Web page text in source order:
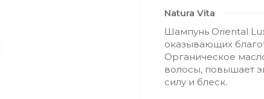
Natura Vita
Шампунь Oriental
оказывающих
Органическое
волосы, повышает
силу и блеск.